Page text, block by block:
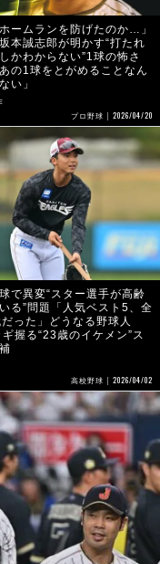
ホームランを防げたのか…」
本誠志郎が明かす“打たれ
かわからない”1球の怖さ
あの1球をとがめることなん
い」
プロ野球 2026/04/20
で異変“スター選手が高齢
る”問題「人気ベスト5、全
った」どうなる野球人
握る“23歳のイケメン”ス
高校野球 2026/04/02